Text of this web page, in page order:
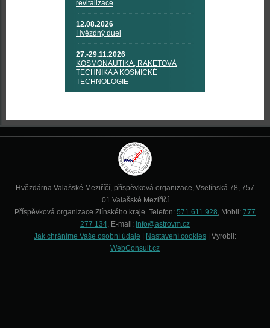
revitalizace
12.08.2026
Hvězdný duel
27.-29.11.2026
KOSMONAUTIKA, RAKETOVÁ
TECHNIKA A KOSMICKÉ
TECHNOLOGIE
Hvězdárna Valašské Meziříčí, příspěvková organizace, Vsetínská 78, 757
01 Valašské Meziříčí
Příspěvková organizace Zlínského kraje. Telefon: 571 611 928, Mobil: 777
277 134, E-mail: info@astrovm.cz
Jak chráníme Vaše osobní údaje
Nastavení cookies | Vyrobil:
WebConsult.cz